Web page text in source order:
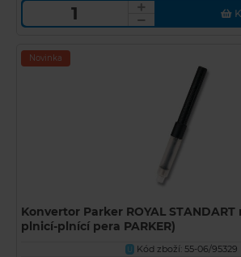
Novinka
Konvertor Parker ROYAL
plnicí-plnící pera PARKER)
U Kód zboží: 55-06/95329